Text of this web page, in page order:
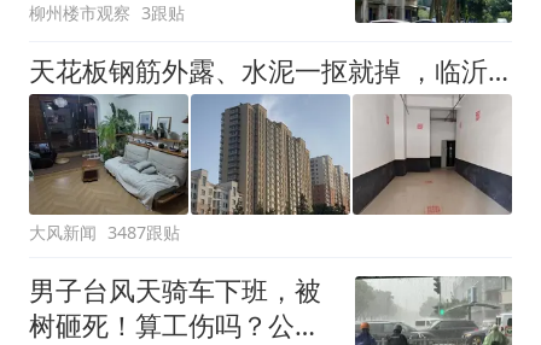
柳州楼市观察 3跟贴
天花板钢筋外露、水泥一抠就掉 ，临沂一安置楼交房半年即被鉴定存安全隐患；楼体至今未加固，仍有居民常住
大风新闻 3487跟贴
男子台风天骑车下班，被
树砸死！算工伤吗？公